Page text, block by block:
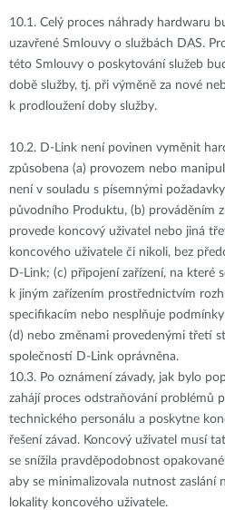
10.1. Celý proces náhrady hardwaru
uzavřené Smlouvy o službách DAS.
této Smlouvy o poskytování služeb
době služby, tj. při výměně za nové
k prodloužení doby služby.
10.2. D-Link není povinen vyměnit
způsobena (a) provozem nebo
není v souladu s písemnými
původního Produktu, (b) prováděním
provede koncový uživatel nebo jiná
koncového uživatele či nikoli, bez
D-Link; (c) připojení zařízení, na které
k jiným zařízením prostřednictvím
specifikacím nebo nesplňuje
(d) nebo změnami provedenými třetí
společností D-Link oprávněna.
10.3. Po oznámení závady, jak bylo
zahájí proces odstraňování problémů
technického personálu a poskytne
řešení závad. Koncový uživatel musí
se snížila pravděpodobnost
aby se minimalizovala nutnost zaslání
lokality koncového uživatele.